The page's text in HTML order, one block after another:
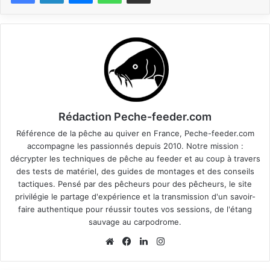
Rédaction Peche-feeder.com
Référence de la pêche au quiver en France, Peche-feeder.com
accompagne les passionnés depuis 2010. Notre mission :
décrypter les techniques de pêche au feeder et au coup à travers
des tests de matériel, des guides de montages et des conseils
tactiques. Pensé par des pêcheurs pour des pêcheurs, le site
privilégie le partage d'expérience et la transmission d'un savoir-
faire authentique pour réussir toutes vos sessions, de l'étang
sauvage au carpodrome.
We
Fa
Lin